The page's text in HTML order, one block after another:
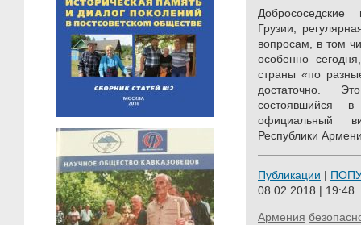
Грузии,
вопросам, в том
особенно
страны «по
достаточно.
состоявшийся
официальный
Республики
Публикации |
08.02.2018 | 19:48
Армения